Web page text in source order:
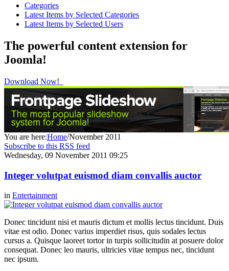
Categories
Latest Items by Selected Categories
Latest Items by Selected Users
The powerful content extension for
Joomla!
Download Now!
You are here:Home/November 2011
Subscribe to this RSS feed
Wednesday, 09 November 2011 09:25
Integer volutpat euismod diam convallis auctor
in Entertainment
Donec tincidunt nisi et mauris dictum et mollis lectus tincidunt. Duis
vitae est odio. Donec varius imperdiet risus, quis sodales lectus
cursus a. Quisque laoreet tortor in turpis sollicitudin at posuere dolor
consequat. Donec leo mauris, ultricies vitae tempus nec, tincidunt
nec ipsum.